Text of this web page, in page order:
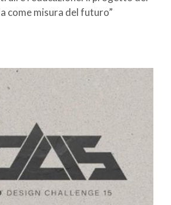
come misura del futuro”